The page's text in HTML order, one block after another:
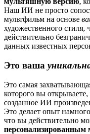
Наш ИИ не просто
мультфильм на основе
художественного стиля,
действительно
данных известных
Это ваша
Это самая
которого вы
созданное ИИ
Это делает опыт
что вы действительно